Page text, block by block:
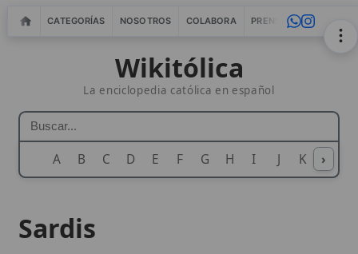
CATEGORÍAS NOSOTROS COLABORA PRENSA WEBMASTERS
Wikitólica
La enciclopedia católica en español
A B C D E F G H I J K L M
›